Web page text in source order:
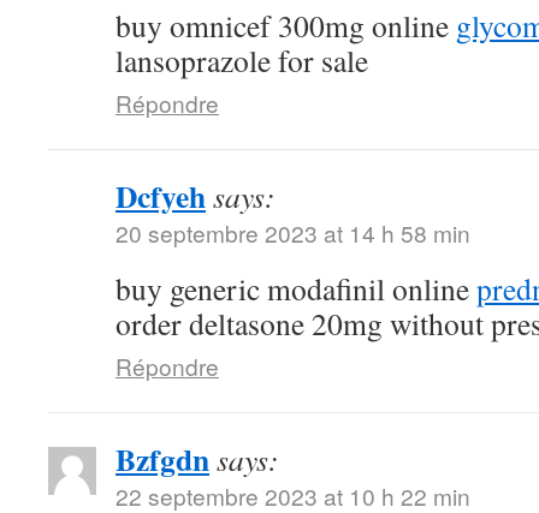
buy omnicef 300mg online
lansoprazole for sale
Répondre
Dcfyehsays:
20 septembre 2023 at 14 h 58 min
buy generic modafinil online
order deltasone 20mg without
Répondre
Bzfgdnsays:
22 septembre 2023 at 10 h 22 min